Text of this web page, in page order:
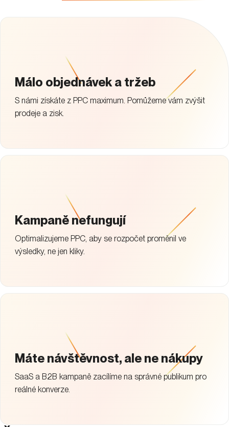
Málo objednávek a tržeb
S námi získáte z PPC maximum. Pomůžeme vám zvýšit
prodeje a zisk.
Kampaně nefungují
Optimalizujeme PPC, aby se rozpočet proměnil ve
výsledky, ne jen kliky.
Máte návštěvnost, ale ne nákupy
SaaS a B2B kampaně zacílíme na správné publikum pro
reálné konverze.